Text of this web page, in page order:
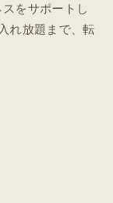
をサポートし
れ放題まで、転